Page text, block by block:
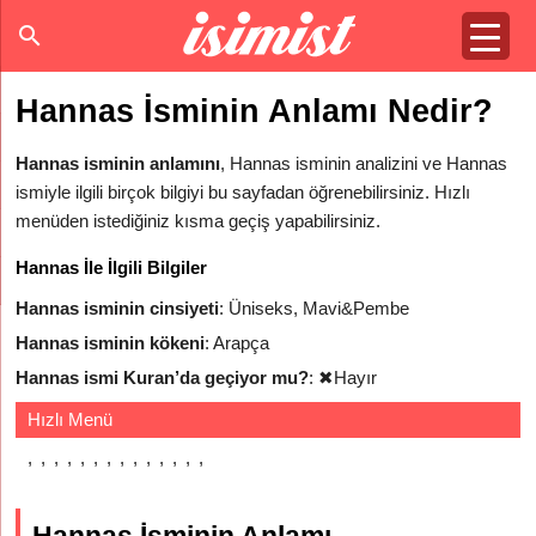
Hannas İsminin Anlamı Nedir?
Hannas isminin anlamını, Hannas isminin analizini ve Hannas
ismiyle ilgili birçok bilgiyi bu sayfadan öğrenebilirsiniz. Hızlı
menüden istediğiniz kısma geçiş yapabilirsiniz.
Hannas İle İlgili Bilgiler
Hannas isminin cinsiyeti: Üniseks, Mavi&Pembe
Hannas isminin kökeni: Arapça
Hannas ismi Kuran’da geçiyor mu?: ✖Hayır
Hızlı Menü